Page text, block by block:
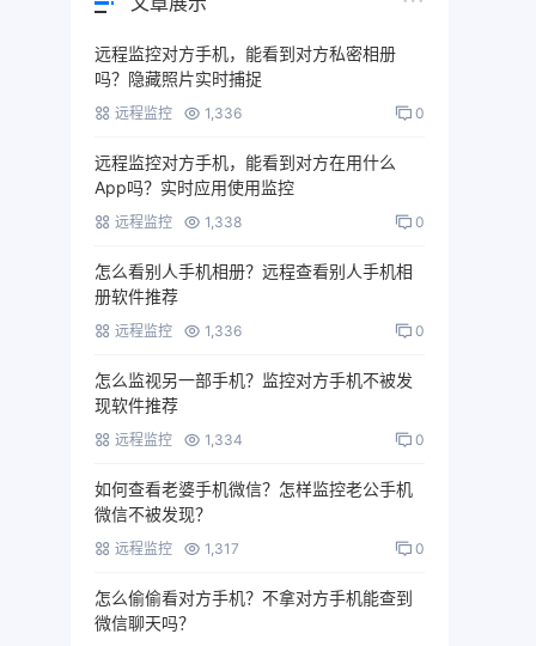
远程监控对方手机，能看到对方私密相册
吗？隐藏照片实时捕捉
远程监控 1,336 0
远程监控对方手机，能看到对方在用什么
App吗？实时应用使用监控
远程监控 1,338 0
怎么看别人手机相册？远程查看别人手机相
册软件推荐
远程监控 1,336 0
怎么监视另一部手机？监控对方手机不被发
现软件推荐
远程监控 1,334 0
如何查看老婆手机微信？怎样监控老公手机
微信不被发现？
远程监控 1,317 0
怎么偷偷看对方手机？不拿对方手机能查到
微信聊天吗？